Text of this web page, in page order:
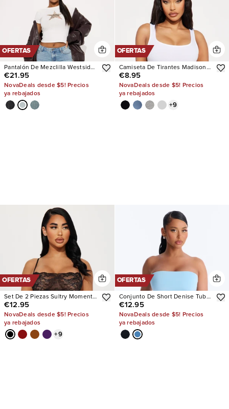
OFERTAS
Pantalón De Mezclilla Westside
Low Rise Wide Leg
€21.95
NovaDeals desde $5! Precios
ya rebajados
OFERTAS
Camiseta De Tirantes Madison
Basic Square Neck
€8.95
NovaDeals desde $5! Precios
ya rebajados
+9
OFERTAS
Set De 2 Piezas Sultry Moments
Lace
€12.95
NovaDeals desde $5! Precios
ya rebajados
+9
OFERTAS
Conjunto De Short Denise Tube
Top
€12.95
NovaDeals desde $5! Precios
ya rebajados